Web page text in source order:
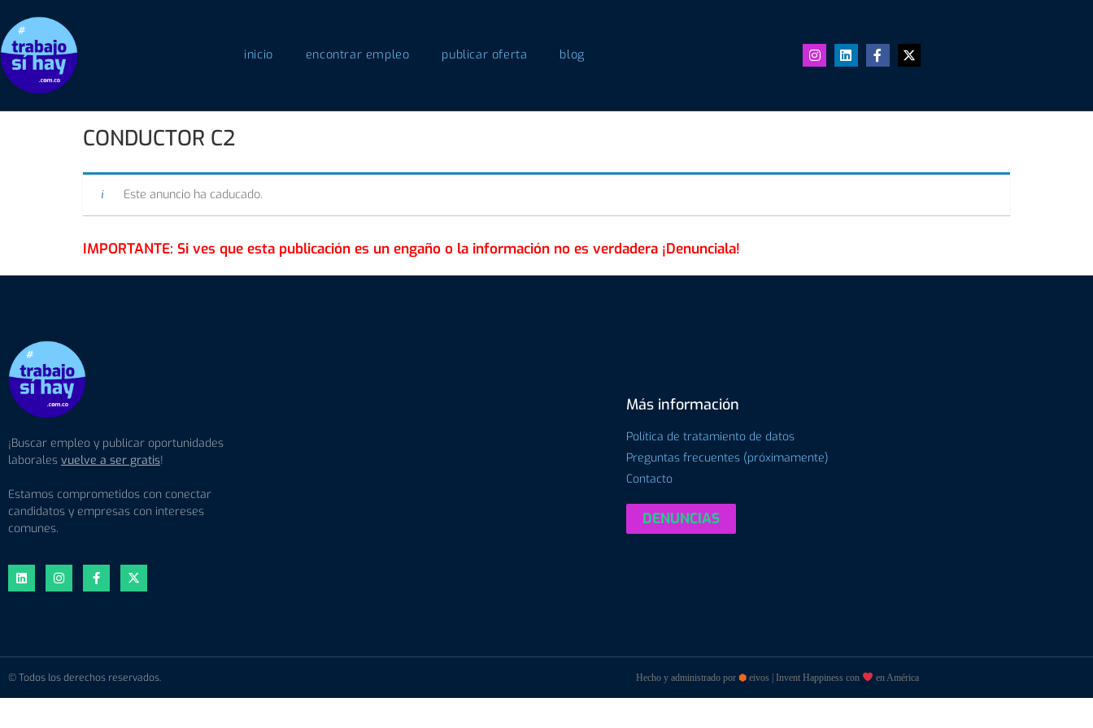
inicio encontrar empleo publicar oferta blog
CONDUCTOR C2
Este anuncio ha caducado.
¡Buscar empleo y publicar oportunidades
laborales vuelve a ser gratis!
Estamos comprometidos con conectar
candidatos y empresas con intereses
comunes.
Más información
Política de tratamiento de datos
Preguntas frecuentes (próximamente)
Contacto
DENUNCIAS
© Todos los derechos reservados. Hecho y administrado por⬢ eivos | Invent Happiness con en América